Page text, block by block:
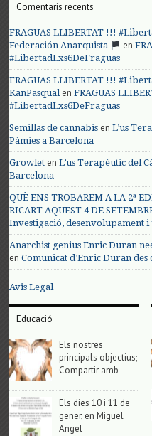
Comentaris recents
FRAGUAS LLIBERTAT !!!
Federación Anarquista
en
#LibertadLxs6DeFraguas
FRAGUAS LLIBERTAT !!!
KanPasqualenFRAGUAS
#LibertadLxs6DeFraguas
Semillas de cannabis enL’us
Pàmies a Barcelona
Growlet enL’us Terapèutic del
Barcelona
QUÈ ENS TROBAREM A LA 2ª
RICART AQUEST 4 DE
Investigació, desenvolupament
Anarchist genius Enric Duran
enComunicat d’Enric Duran des
Avis Legal
Educació
Els nostres
principals objectius;
Compartir amb
Els dies 10 i 11 de
gener, en Miguel
Angel